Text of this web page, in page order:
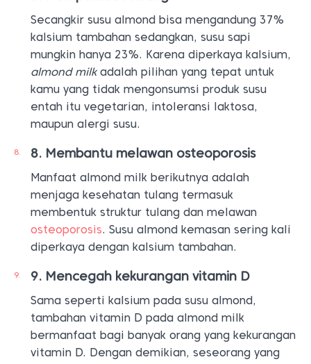
Secangkir susu almond bisa mengandung 37%
kalsium tambahan sedangkan, susu sapi
mungkin hanya 23%. Karena diperkaya kalsium,
almond milkadalah pilihan yang tepat untuk
kamu yang tidak mengonsumsi produk susu
entah itu vegetarian, intoleransi laktosa,
maupun alergi susu.
Membantu melawan osteoporosis
Manfaat almond milk berikutnya adalah
menjaga kesehatan tulang termasuk
membentuk struktur tulang dan melawan
osteoporosis. Susu almond kemasan sering kali
diperkaya dengan kalsium tambahan.
Mencegah kekurangan vitamin D
Sama seperti kalsium pada susu almond,
tambahan vitamin D pada almond milk
bermanfaat bagi banyak orang yang kekurangan
vitamin D. Dengan demikian, seseorang yang